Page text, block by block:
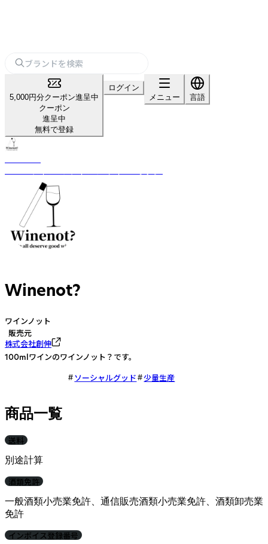
5,000円分クーポン進呈中
クーポン
進呈中
無料で登録
ログイン
メニュー
言語
Winenot?
ワインノット
販売元
株式会社創伸
100mlワインのワインノット？です。
ソーシャルグッド
少量生産
商品一覧
送料
別途計算
酒類免許
一般酒類小売業免許、通信販売酒類小売業免許、酒類卸売業
免許
インボイス登録番号